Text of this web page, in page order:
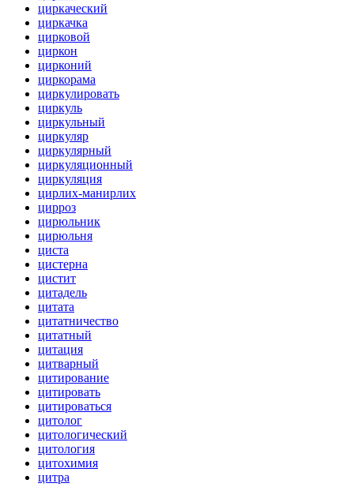
циркаческий
циркачка
цирковой
циркон
цирконий
циркорама
циркулировать
циркуль
циркульный
циркуляр
циркулярный
циркуляционный
циркуляция
цирлих-манирлих
цирроз
цирюльник
цирюльня
циста
цистерна
цистит
цитадель
цитата
цитатничество
цитатный
цитация
цитварный
цитирование
цитировать
цитироваться
цитолог
цитологический
цитология
цитохимия
цитра